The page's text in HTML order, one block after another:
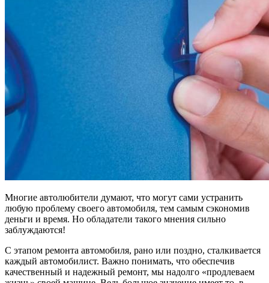
Многие автолюбители думают, что могут сами устранить
любую проблему своего автомобиля, тем самым сэкономив
деньги и время. Но обладатели такого мнения сильно
заблуждаются!
С этапом ремонта автомобиля, рано или поздно, сталкивается
каждый автомобилист. Важно понимать, что обеспечив
качественный и надежный ремонт, мы надолго «продлеваем